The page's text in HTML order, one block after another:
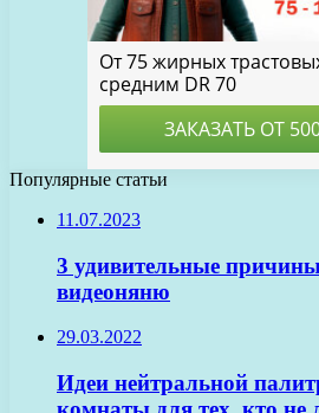
Популярные статьи
11.07.2023
3 удивительные
видеоняню
29.03.2022
Идеи нейтральной